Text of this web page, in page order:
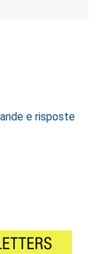
e risposte